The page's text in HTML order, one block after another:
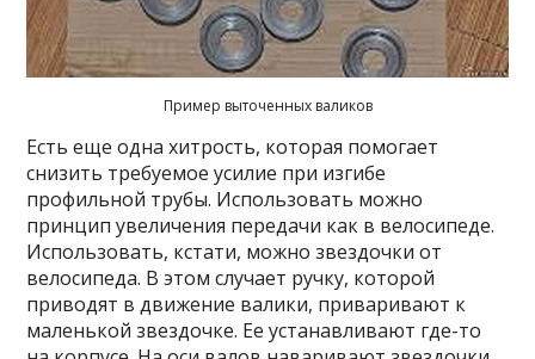
Пример выточенных валиков
Есть еще одна хитрость, которая помогает
снизить требуемое усилие при изгибе
профильной трубы. Использовать можно
принцип увеличения передачи как в велосипеде.
Использовать, кстати, можно звездочки от
велосипеда. В этом случает ручку, которой
приводят в движение валики, приваривают к
маленькой звездочке. Ее устанавливают где-то